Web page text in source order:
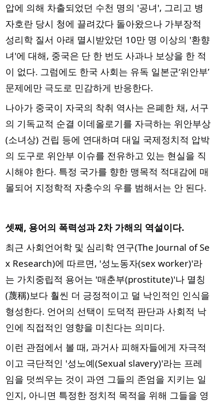
압에 의해 차출되었던 수천 명의 '공녀', 그리고 병
자호란 당시 청에 끌려갔다 돌아왔으나 가부장적
성리학 질서 아래 멸시받았던 10만 명 이상의 '환향
녀'에 대해, 중국은 단 한 번도 사과나 보상을 한 적
이 없다. 그럼에도 한국 사회는 유독 일본군‘위안부’
문제에만 극도로 민감하게 반응한다.
나아가 중국이 자국의 착취 역사는 은폐한 채, 서구
의 기독교적 순결 이데올로기를 자극하는 위안부상
(소녀상) 건립 등에 연대하며 대일 국제정치적 압박
의 도구로 위안부 이슈를 전유하고 있는 현실을 직
시해야 한다. 특정 국가를 향한 맹목적 적대감에 매
몰되어 지정학적 자충수의 우를 범해서는 안 된다.
셋째, 용어의 폭력성과 2차 가해의 역설이다.
최근 사회언어학 및 심리학 연구(The Journal of Se
x Research)에 따르면, '성노동자(sex worker)'라
는 가치중립적 용어는 '매춘부(prostitute)'나 멸칭
(蔑稱)보다 훨씬 더 긍정적이고 덜 낙인적인 인식을
형성한다. 언어의 선택이 도덕적 판단과 사회적 낙
인에 직접적인 영향을 미친다는 의미다.
이런 관점에서 볼 때, 과거사 피해자들에게 자극적
이고 극단적인 '성노예(Sexual slavery)'라는 프레
임을 덧씌우는 것이 과연 그들의 존엄을 지키는 일
인지, 아니면 특정한 정치적 목적을 위해 그들을 영